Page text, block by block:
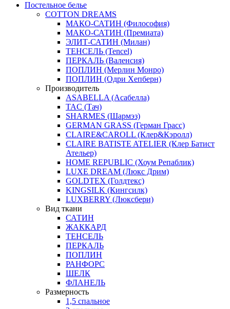
Постельное белье
COTTON DREAMS
МАКО-САТИН (Философия)
МАКО-САТИН (Премиата)
ЭЛИТ-САТИН (Милан)
ТЕНСЕЛЬ (Tencel)
ПЕРКАЛЬ (Валенсия)
ПОПЛИН (Мерлин Монро)
ПОПЛИН (Одри Хепберн)
Производитель
ASABELLA (Асабелла)
TAC (Тач)
SHARMES (Шармэз)
GERMAN GRASS (Герман Грасс)
CLAIRE&CAROLL (Клер&Кэролл)
CLAIRE BATISTE ATELIER (Клер Батист
Ательер)
HOME REPUBLIC (Хоум Репаблик)
LUXE DREAM (Люкс Дрим)
GOLDTEX (Голдтекс)
KINGSILK (Кингсилк)
LUXBERRY (Люксбери)
Вид ткани
САТИН
ЖАККАРД
ТЕНСЕЛЬ
ПЕРКАЛЬ
ПОПЛИН
РАНФОРС
ШЕЛК
ФЛАНЕЛЬ
Размерность
1,5 спальное